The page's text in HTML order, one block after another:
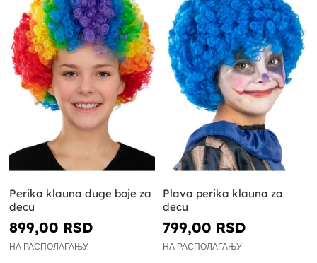
Perika klauna duge boje za
decu
899,00 RSD
НА РАСПОЛАГАЊУ
Plava perika klauna za
decu
799,00 RSD
НА РАСПОЛАГАЊУ